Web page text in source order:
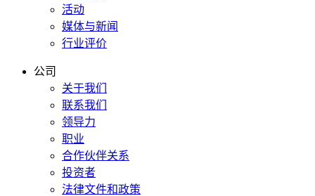
活动
媒体与新闻
行业评价
公司
关于我们
联系我们
领导力
职业
合作伙伴关系
投资者
法律文件和政策